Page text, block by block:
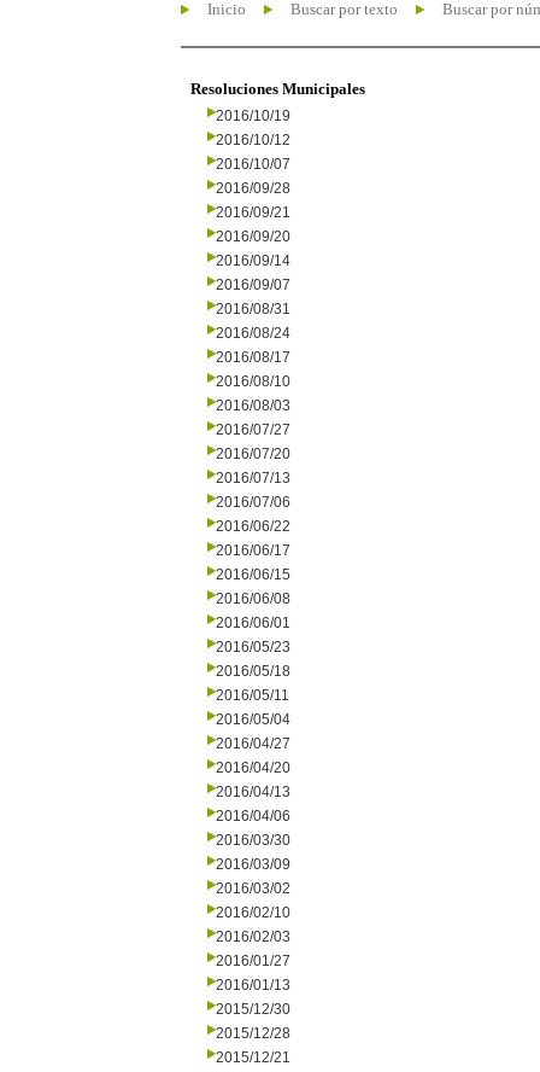
Inicio Buscar por texto Buscar por
Resoluciones Municipales
2016/10/19
2016/10/12
2016/10/07
2016/09/28
2016/09/21
2016/09/20
2016/09/14
2016/09/07
2016/08/31
2016/08/24
2016/08/17
2016/08/10
2016/08/03
2016/07/27
2016/07/20
2016/07/13
2016/07/06
2016/06/22
2016/06/17
2016/06/15
2016/06/08
2016/06/01
2016/05/23
2016/05/18
2016/05/11
2016/05/04
2016/04/27
2016/04/20
2016/04/13
2016/04/06
2016/03/30
2016/03/09
2016/03/02
2016/02/10
2016/02/03
2016/01/27
2016/01/13
2015/12/30
2015/12/28
2015/12/21